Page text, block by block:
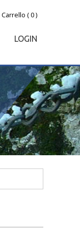
Carrello ( 0 )
LOGIN